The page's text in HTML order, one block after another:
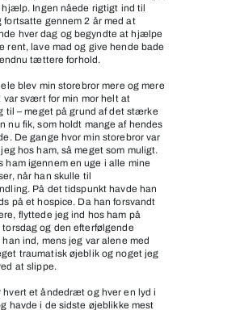
hjælp. Ingen nåede rigtigt ind til
fortsatte gennem 2 år med at
hver dag og begyndte at hjælpe
rent, lave mad og give hende bade
tættere forhold.
blev min storebror mere og mere
var svært for min mor helt at
til – meget på grund af det stærke
nu fik, som holdt mange af hendes
De gange hvor min storebror var
hos ham, så meget som muligt.
ham igennem en uge i alle mine
når han skulle til
På det tidspunkt havde han
på et hospice. Da han forsvandt
flyttede jeg ind hos ham på
torsdag og den efterfølgende
ind, mens jeg var alene med
traumatisk øjeblik og noget jeg
at slippe.
hvert et åndedræt og hver en lyd i
havde i de sidste øjeblikke mest